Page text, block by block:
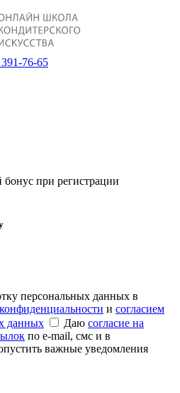
76-65
при регистрации
персональных данных в
и согласием
данных
Даю согласие на
по e-mail, смс и в
важные уведомления